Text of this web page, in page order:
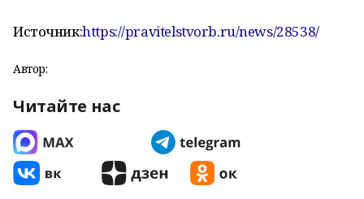
Источник:https://pravitelstvorb.ru/news/28538/
Автор:
Читайте нас